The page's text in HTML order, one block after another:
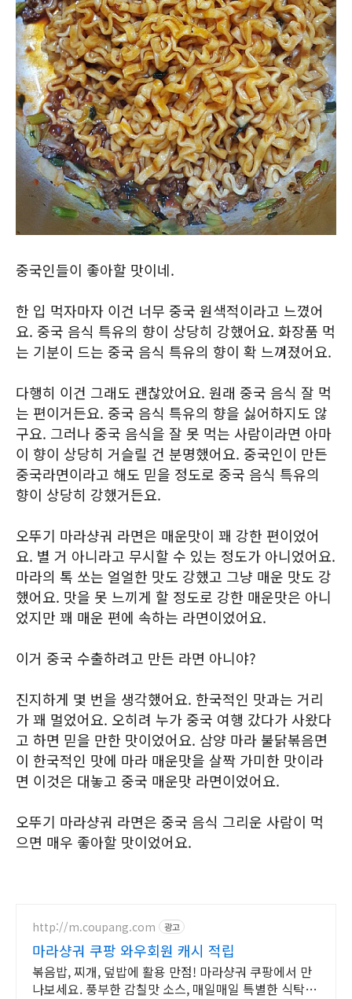
중국인들이 좋아할 맛이네.
한 입 먹자마자 이건 너무 중국 원색적이라고 느꼈어
요. 중국 음식 특유의 향이 상당히 강했어요. 화장품 먹
는 기분이 드는 중국 음식 특유의 향이 확 느껴졌어요.
다행히 이건 그래도 괜찮았어요. 원래 중국 음식 잘 먹
는 편이거든요. 중국 음식 특유의 향을 싫어하지도 않
구요. 그러나 중국 음식을 잘 못 먹는 사람이라면 아마
이 향이 상당히 거슬릴 건 분명했어요. 중국인이 만든
중국라면이라고 해도 믿을 정도로 중국 음식 특유의
향이 상당히 강했거든요.
오뚜기 마라샹궈 라면은 매운맛이 꽤 강한 편이었어
요. 별 거 아니라고 무시할 수 있는 정도가 아니었어요.
마라의 톡 쏘는 얼얼한 맛도 강했고 그냥 매운 맛도 강
했어요. 맛을 못 느끼게 할 정도로 강한 매운맛은 아니
었지만 꽤 매운 편에 속하는 라면이었어요.
이거 중국 수출하려고 만든 라면 아니야?
진지하게 몇 번을 생각했어요. 한국적인 맛과는 거리
가 꽤 멀었어요. 오히려 누가 중국 여행 갔다가 사왔다
고 하면 믿을 만한 맛이었어요. 삼양 마라 불닭볶음면
이 한국적인 맛에 마라 매운맛을 살짝 가미한 맛이라
면 이것은 대놓고 중국 매운맛 라면이었어요.
오뚜기 마라샹궈 라면은 중국 음식 그리운 사람이 먹
으면 매우 좋아할 맛이었어요.
http://m.coupang.com 광고
마라샹궈 쿠팡 와우회원 캐시 적립
볶음밥, 찌개, 덮밥에 활용 만점! 마라샹궈 쿠팡에서 만
나보세요. 풍부한 감칠맛 소스, 매일매일 특별한 식탁을